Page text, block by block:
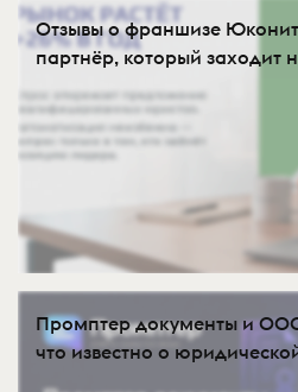
Отзывы о франшизе
партнёр, который заходит
Промптер документы и
что известно о